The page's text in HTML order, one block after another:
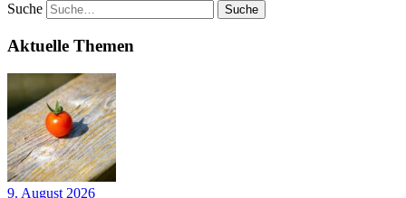
Suche
Aktuelle Themen
9. August 2026